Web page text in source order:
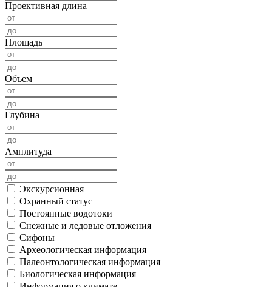
Проективная длина
Площадь
Объем
Глубина
Амплитуда
Экскурсионная
Охранный статус
Постоянные водотоки
Снежные и ледовые отложения
Сифоны
Археологическая информация
Палеонтологическая информация
Биологическая информация